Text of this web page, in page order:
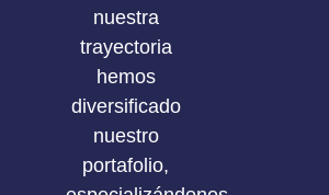
nuestra
trayectoria
hemos
diversificado
nuestro
portafolio,